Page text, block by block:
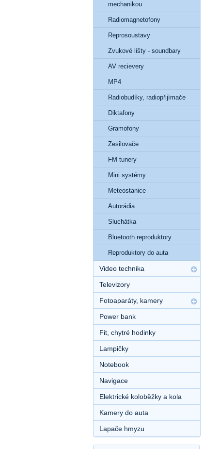
mechanikou
Radiomagnetofony
Reprosoustavy
Zvukové lišty - soundbary
AV recievery
MP4
Radiobudíky, radiopřijímače
Diktafony
Gramofony
Zesilovače
FM tunery
Mini systémy
Meteostanice
Autorádia
Sluchátka
Bluetooth reproduktory
Reproduktory do auta
Video technika
Televizory
Fotoaparáty, kamery
Power bank
Fit, chytré hodinky
Lampičky
Notebook
Navigace
Elektrické koloběžky a kola
Kamery do auta
Lapače hmyzu